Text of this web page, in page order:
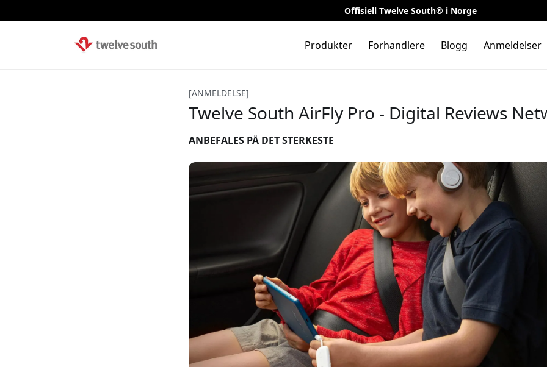
Offisiell Twelve South® i Norge
Produkter Forhandlere Blogg Anmeldelser
[ANMELDELSE]
Twelve South AirFly Pro - Digital Reviews
ANBEFALES PÅ DET STERKESTE